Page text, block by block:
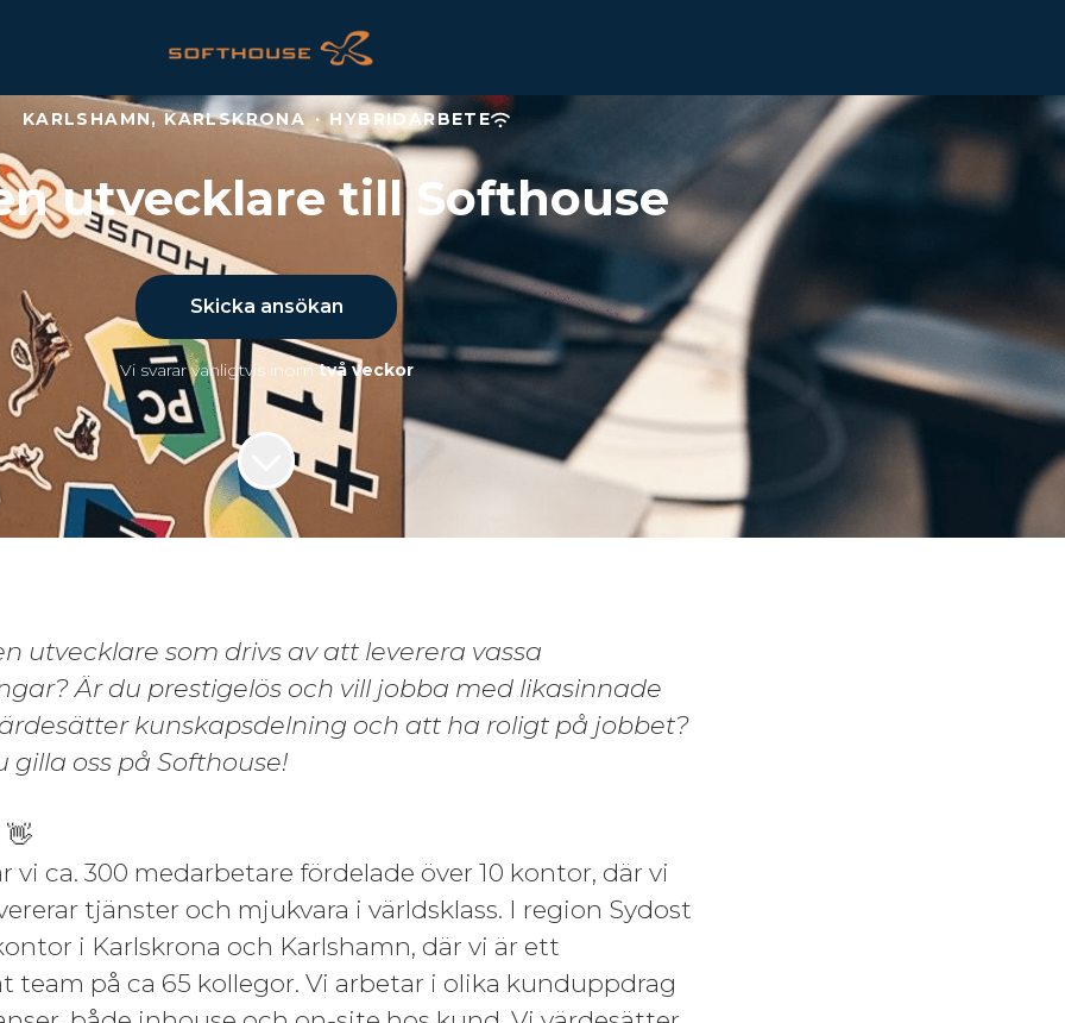
KARLSHAMN, KARLSKRONA · HYBRIDARBETE
utvecklare till Softhouse
Skicka ansökan
Vi svarar vanligtvis inomtvå veckor
utvecklare som drivs av att leverera vassa
Är du prestigelös och vill jobba med likasinnade
kunskapsdelning och att ha roligt på jobbet?
gilla oss på Softhouse!
vi ca. 300 medarbetare fördelade över 10 kontor, där vi
tjänster och mjukvara i världsklass. I region Sydost
i Karlskrona och Karlshamn, där vi är ett
team på ca 65 kollegor. Vi arbetar i olika kunduppdrag